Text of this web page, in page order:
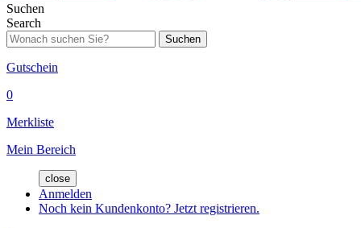
Suchen
Search
Suchen
Gutschein
0
Merkliste
Mein Bereich
close
Anmelden
Noch kein Kundenkonto? Jetzt registrieren.